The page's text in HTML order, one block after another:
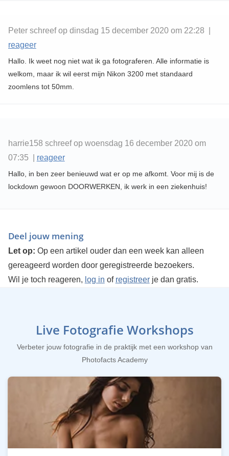
Peter schreef op dinsdag 15 december 2020 om 22:28 |
reageer
Hallo. Ik weet nog niet wat ik ga fotograferen. Alle informatie is
welkom, maar ik wil eerst mijn Nikon 3200 met standaard
zoomlens tot 50mm.
harrie158 schreef op woensdag 16 december 2020 om
07:35 | reageer
Hallo, in ben zeer benieuwd wat er op me afkomt. Voor mij is de
lockdown gewoon DOORWERKEN, ik werk in een ziekenhuis!
Deel jouw mening
Let op: Op een artikel ouder dan een week kan alleen
gereageerd worden door geregistreerde bezoekers.
Wil je toch reageren, log in of registreerje dan gratis.
Live Fotografie Workshops
Verbeter jouw fotografie in de praktijk met een workshop van
Photofacts Academy